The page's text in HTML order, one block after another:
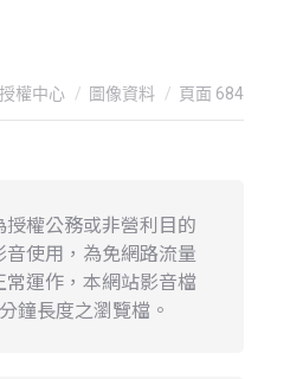
授權中心 圖像資料 頁面 684
權公務或非營利目的
音使用，為免網路流量
運作，本網站影音檔
鐘長度之瀏覽檔。